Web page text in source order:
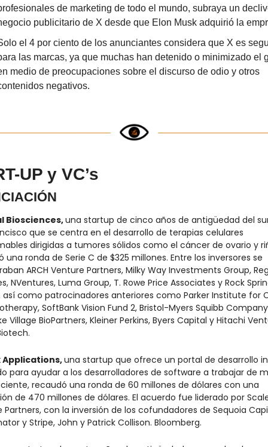
de marketing de todo el mundo, subraya un
publicitario de X desde que Elon Musk adquirió la
el 4 por ciento de los anunciantes considera que X es
las marcas, ya que muchas han detenido o minimizado el
medio de preocupaciones sobre el discurso de odio y otros
negativos.
UP y VC’s
Biosciences, una startup de cinco años de antigüedad del
que se centra en el desarrollo de terapias celulares
dirigidas a tumores sólidos como el cáncer de ovario y
una ronda de Serie C de $325 millones. Entre los inversores se
ARCH Venture Partners, Milky Way Investments Group,
NVentures, Luma Group, T. Rowe Price Associates y Rock
así como patrocinadores anteriores como Parker Institute for
SoftBank Vision Fund 2, Bristol-Myers Squibb
Village BioPartners, Kleiner Perkins, Byers Capital y Hitachi
una startup que ofrece un portal de desarrollo
para ayudar a los desarrolladores de software a trabajar de
recaudó una ronda de 60 millones de dólares con una
de 470 millones de dólares. El acuerdo fue liderado por
Partners, con la inversión de los cofundadores de Sequoia
y Stripe, John y Patrick Collison. Bloomberg.